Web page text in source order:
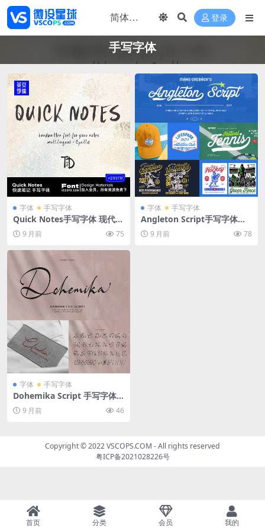
登录
手写字体
字体 手写字体
Quick Notes手写字体 现代风
格手写笔触设计字体库
9 月前 75
字体 手写字体
Angleton Script手写字体套
装 四种粗细风格英文书法字型
包 9 月前 78
字体 手写字体
Dohemika Script 手写字体
优雅艺术字设计 品牌标志与产
品包装专用字体
9 月前 46
Copyright © 2022VSCOPS.COM - All rights reserved
粤ICP备2021028226号
首页 分类 会员 我的